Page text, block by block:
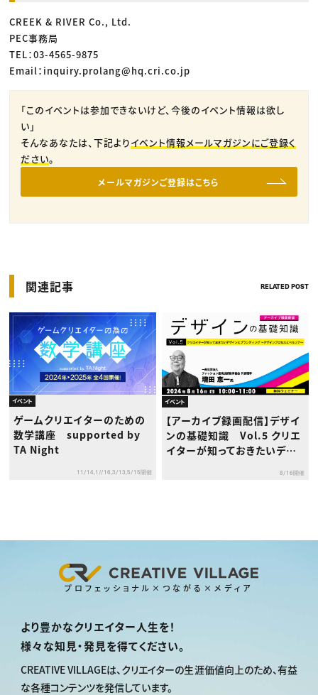
CREEK & RIVER Co., Ltd.
PEC事務局
TEL：03-4565-9875
Email：inquiry.prolang@hq.cri.co.jp
「このイベントは参加できないけど、今後のイベント情報は欲し
い」
そんなあなたは、下記よりイベント情報メールマガジンにご登録く
ださい。
メールマガジンご登録はこちら
関連記事 RELATED POST
イベント
ゲームクリエイターのための
数学講座 supported by
TA Night
11/14,1//16,3/13,5/15開催
イベント
【アーカイブ録画配信】デザイ
ンの基礎知識 Vol.5 クリエ
イターが知っておきたいデザ
インプロセスとペルソナ～8/16開催
プロフェッショナル×つながる×メディア
より豊かなクリエイター人生を！
様々な知見・発見を得てください。
CREATIVE VILLAGEは、 クリエイターの生涯価値向上のため、有益
な各種コンテンツを発信しています。